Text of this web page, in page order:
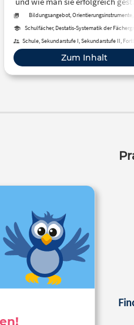
eBildungslabor
Bildungsangebot, Orientierungsinstrumente,
Schulfächer, Destatis-Systematik der
Schule, Sekundarstufe I, Sekundarstufe II,
Hochschule, Berufliche Bildung,
Fernunterricht
Zum Inhalt